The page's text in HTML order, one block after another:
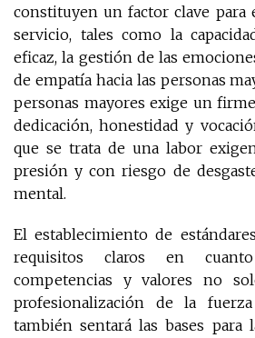
constituyen un factor clave para
servicio, tales como la
eficaz, la gestión de las
de empatía hacia las personas
personas mayores exige un
dedicación, honestidad y
que se trata de una labor
presión y con riesgo de
mental.
El establecimiento de
requisitos claros en
competencias y valores no
profesionalización de la
también sentará las bases